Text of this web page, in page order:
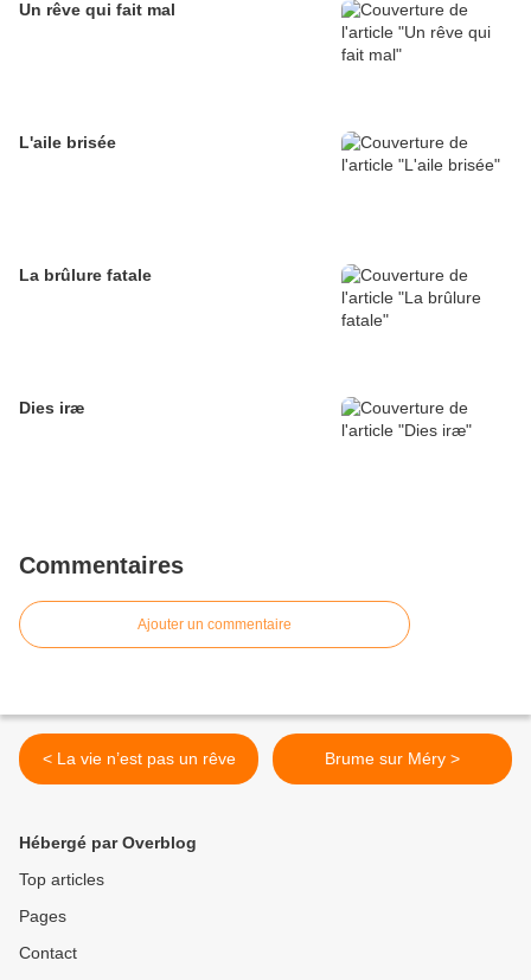
Un rêve qui fait mal
L'aile brisée
La brûlure fatale
Dies iræ
Commentaires
Ajouter un commentaire
< La vie n’est pas un rêve Brume sur Méry >
Hébergé par Overblog
Top articles
Pages
Contact